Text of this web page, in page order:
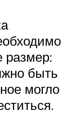
размер:
быть
могло